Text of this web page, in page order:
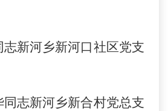
志新河乡新河口社区党支
同志新河乡新合村党总支